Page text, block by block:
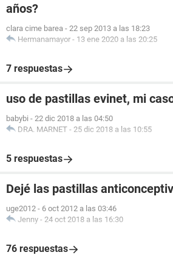
años?
clara cime barea - 22 sep 2013 a las 18:23
Hermanamayor - 13 ene 2020 a las 20:25
7 respuestas
uso de pastillas evinet, mi
babybi - 22 dic 2018 a las 04:50
DRA. MARNET - 25 dic 2018 a las 10:55
5 respuestas
Dejé las pastillas
uge2012 - 6 oct 2012 a las 03:46
Jenny - 24 oct 2018 a las 16:30
76 respuestas